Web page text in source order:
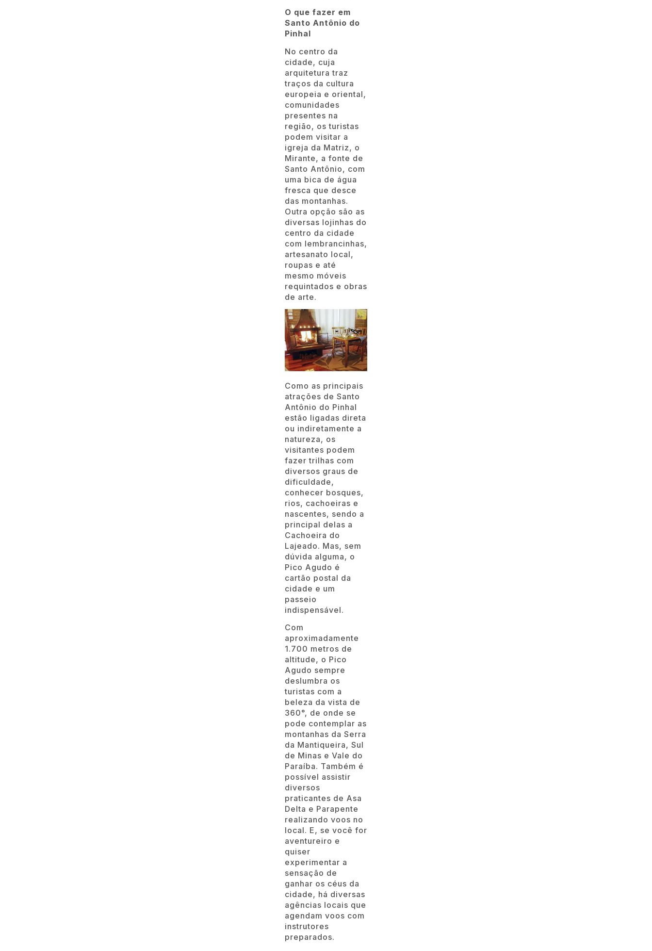
O que fazer em
Santo Antônio do
Pinhal
No centro da
cidade, cuja
arquitetura traz
traços da cultura
europeia e oriental,
comunidades
presentes na
região, os turistas
podem visitar a
igreja da Matriz, o
Mirante, a fonte de
Santo Antônio, com
uma bica de água
fresca que desce
das montanhas.
Outra opção são as
diversas lojinhas do
centro da cidade
com lembrancinhas,
artesanato local,
roupas e até
mesmo móveis
requintados e obras
de arte.
Como as principais
atrações de Santo
Antônio do Pinhal
estão ligadas direta
ou indiretamente a
natureza, os
visitantes podem
fazer trilhas com
diversos graus de
dificuldade,
conhecer bosques,
rios, cachoeiras e
nascentes, sendo a
principal delas a
Cachoeira do
Lajeado. Mas, sem
dúvida alguma, o
Pico Agudo é
cartão postal da
cidade e um
passeio
indispensável.
Com
aproximadamente
1.700 metros de
altitude, o Pico
Agudo sempre
deslumbra os
turistas com a
beleza da vista de
360°, de onde se
pode contemplar as
montanhas da Serra
da Mantiqueira, Sul
de Minas e Vale do
Paraíba. Também é
possível assistir
diversos
praticantes de Asa
Delta e Parapente
realizando voos no
local. E, se você for
aventureiro e
quiser
experimentar a
sensação de
ganhar os céus da
cidade, há diversas
agências locais que
agendam voos com
instrutores
preparados.